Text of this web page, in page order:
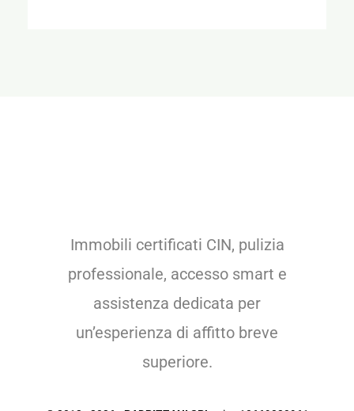
Immobili certificati CIN, pulizia
professionale, accesso smart e
assistenza dedicata per
un’esperienza di affitto breve
superiore.